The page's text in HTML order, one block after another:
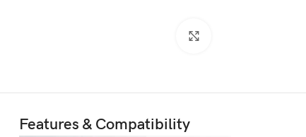
Features & Compatibility